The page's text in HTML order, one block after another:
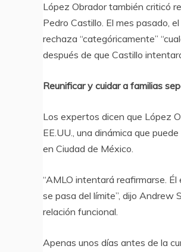
López Obrador también criticó
Pedro Castillo. El mes pasado,
rechaza “categóricamente”
después de que Castillo
Reunificar y cuidar a familias
Los expertos dicen que López
EE.UU., una dinámica que
en Ciudad de México.
“AMLO intentará reafirmarse.
se pasa del límite”, dijo
relación funcional.
Apenas unos días antes de la